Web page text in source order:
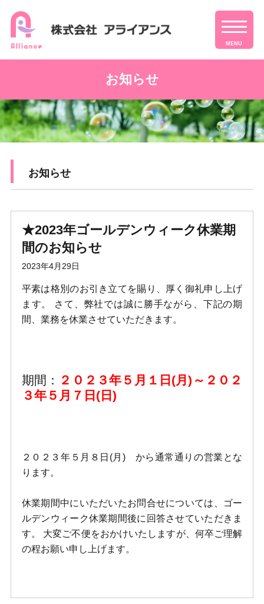
MENU
お知らせ
お知らせ
★2023年ゴールデンウィーク休業期
間のお知らせ
2023年4月29日
平素は格別のお引き立てを賜り、厚く御礼申し上げ
ます。 さて、弊社では誠に勝手ながら、下記の期
間、業務を休業させていただきます。
期間：
２０２３年５月１日(月)～２０２
３年５月７日(日)
２０２３年５月８日(月) から通常通りの営業とな
ります。
休業期間中にいただいたお問合せについては、ゴー
ルデンウィーク休業期間後に回答させていただきま
す。 大変ご不便をおかけいたしますが、何卒ご理解
の程お願い申し上げます。